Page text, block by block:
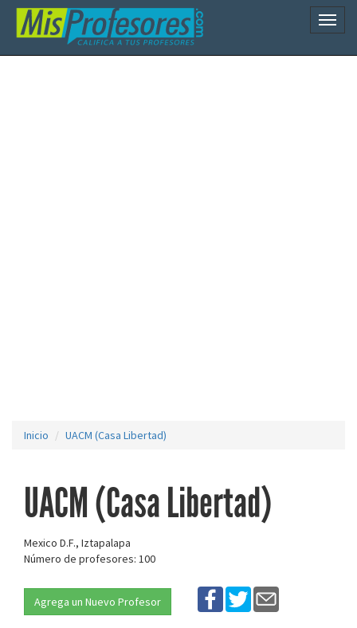
Inicio UACM (Casa Libertad)
UACM (Casa Libertad)
Mexico D.F., Iztapalapa
Número de profesores: 100
Agrega un Nuevo Profesor